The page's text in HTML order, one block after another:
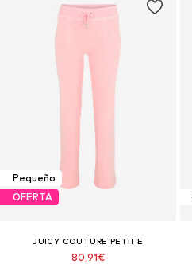
Pequeño
OFERTA
JUICY COUTURE PETITE
80,91€